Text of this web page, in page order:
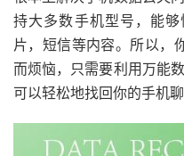
持大多数手机型号，能
片，短信等内容。所以，
而烦恼，只需要利用万能
可以轻松地找回你的手机聊